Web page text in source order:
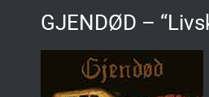
GJENDØD –